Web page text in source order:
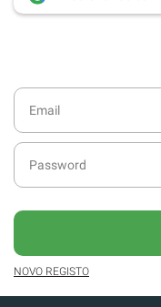
desde
Acesso
SÁBADO.
diário da
no site.
Ofertas
serviços,
NOVO REGISTO